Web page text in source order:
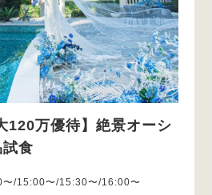
120万優待】絶景オーシ
食
/15:00〜/15:30〜/16:00〜